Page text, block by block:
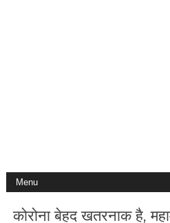
कोरोना बेहद खतरनाक है,